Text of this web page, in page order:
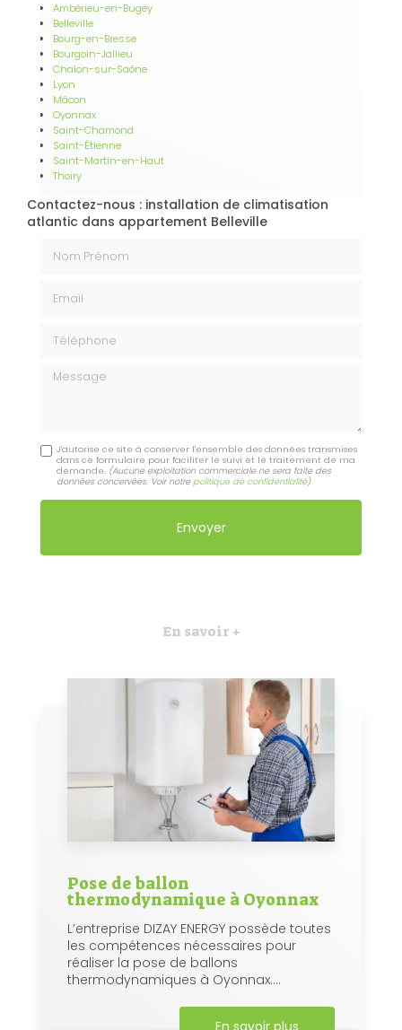
Ambérieu-en-Bugey
Belleville
Bourg-en-Bresse
Bourgoin-Jallieu
Chalon-sur-Saône
Lyon
Mâcon
Oyonnax
Saint-Chamond
Saint-Étienne
Saint-Martin-en-Haut
Thoiry
Contactez-nous : installation de climatisation
atlantic dans appartement Belleville
Message
J'autorise ce site à conserver l'ensemble des données transmises
dans ce formulaire pour faciliter le suivi et le traitement de ma
demande. (Aucune exploitation commerciale ne sera faite des
données concervées. Voir notre politique de confidentialité)
En savoir +
Pose de ballon
thermodynamique à Oyonnax
L’entreprise DIZAY ENERGY possède toutes
les compétences nécessaires pour
réaliser la pose de ballons
thermodynamiques à Oyonnax....
En savoir plus